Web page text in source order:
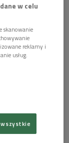
w celu
skanowanie
reklamy i
usług.